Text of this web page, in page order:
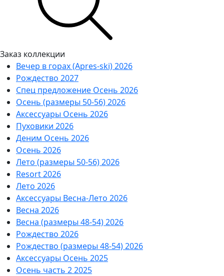
Заказ коллекции
Вечер в горах (Apres-ski) 2026
Рождество 2027
Спец предложение Осень 2026
Осень (размеры 50-56) 2026
Аксессуары Осень 2026
Пуховики 2026
Деним Осень 2026
Осень 2026
Лето (размеры 50-56) 2026
Resort 2026
Лето 2026
Аксессуары Весна-Лето 2026
Весна 2026
Весна (размеры 48-54) 2026
Рождество 2026
Рождество (размеры 48-54) 2026
Аксессуары Осень 2025
Осень часть 2 2025